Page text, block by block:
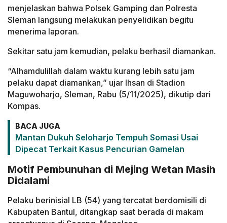
menjelaskan bahwa Polsek Gamping dan Polresta
Sleman langsung melakukan penyelidikan begitu
menerima laporan.
Sekitar satu jam kemudian, pelaku berhasil diamankan.
“Alhamdulillah dalam waktu kurang lebih satu jam
pelaku dapat diamankan,” ujar Ihsan di Stadion
Maguwoharjo, Sleman, Rabu (5/11/2025), dikutip dari
Kompas.
BACA JUGA
Mantan Dukuh Seloharjo Tempuh Somasi Usai
Dipecat Terkait Kasus Pencurian Gamelan
Motif Pembunuhan di Mejing Wetan Masih
Didalami
Pelaku berinisial LB (54) yang tercatat berdomisili di
Kabupaten Bantul, ditangkap saat berada di makam